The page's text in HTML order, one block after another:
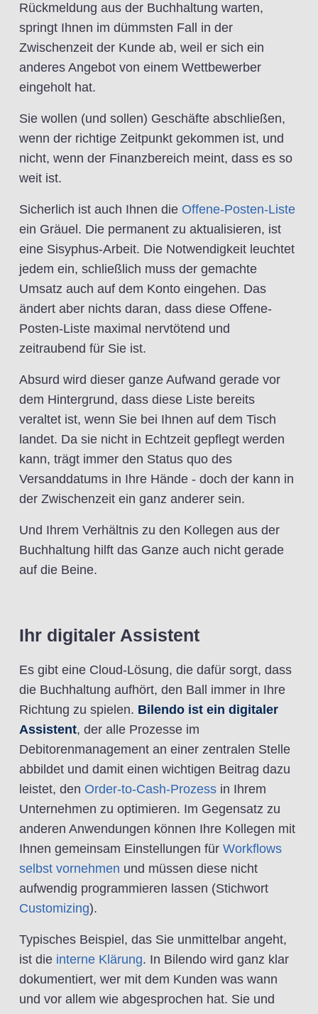
Rückmeldung aus der Buchhaltung warten,
springt Ihnen im dümmsten Fall in der
Zwischenzeit der Kunde ab, weil er sich ein
anderes Angebot von einem Wettbewerber
eingeholt hat.
Sie wollen (und sollen) Geschäfte abschließen,
wenn der richtige Zeitpunkt gekommen ist, und
nicht, wenn der Finanzbereich meint, dass es so
weit ist.
Sicherlich ist auch Ihnen die Offene-Posten-Liste
ein Gräuel. Die permanent zu aktualisieren, ist
eine Sisyphus-Arbeit. Die Notwendigkeit leuchtet
jedem ein, schließlich muss der gemachte
Umsatz auch auf dem Konto eingehen. Das
ändert aber nichts daran, dass diese Offene-
Posten-Liste maximal nervtötend und
zeitraubend für Sie ist.
Absurd wird dieser ganze Aufwand gerade vor
dem Hintergrund, dass diese Liste bereits
veraltet ist, wenn Sie bei Ihnen auf dem Tisch
landet. Da sie nicht in Echtzeit gepflegt werden
kann, trägt immer den Status quo des
Versanddatums in Ihre Hände - doch der kann in
der Zwischenzeit ein ganz anderer sein.
Und Ihrem Verhältnis zu den Kollegen aus der
Buchhaltung hilft das Ganze auch nicht gerade
auf die Beine.
Ihr digitaler Assistent
Es gibt eine Cloud-Lösung, die dafür sorgt, dass
die Buchhaltung aufhört, den Ball immer in Ihre
Richtung zu spielen. Bilendo ist ein digitaler
Assistent, der alle Prozesse im
Debitorenmanagement an einer zentralen Stelle
abbildet und damit einen wichtigen Beitrag dazu
leistet, den Order-to-Cash-Prozess in Ihrem
Unternehmen zu optimieren. Im Gegensatz zu
anderen Anwendungen können Ihre Kollegen mit
Ihnen gemeinsam Einstellungen für Workflows
selbst vornehmen und müssen diese nicht
aufwendig programmieren lassen (Stichwort
Customizing).
Typisches Beispiel, das Sie unmittelbar angeht,
ist die interne Klärung. In Bilendo wird ganz klar
dokumentiert, wer mit dem Kunden was wann
und vor allem wie abgesprochen hat. Sie und